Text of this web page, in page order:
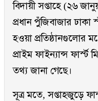
বিদায়ী সপ্তাহে (২৬
প্রধান পুঁজিবাজার
হওয়া প্রতিষ্ঠানগুলোর
প্রাইম ফাইন্যান্স
তথ্য জানা গেছে।
সূত্র মতে, সপ্তাহজুড়ে